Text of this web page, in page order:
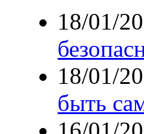
18/01/
18/01/
быть